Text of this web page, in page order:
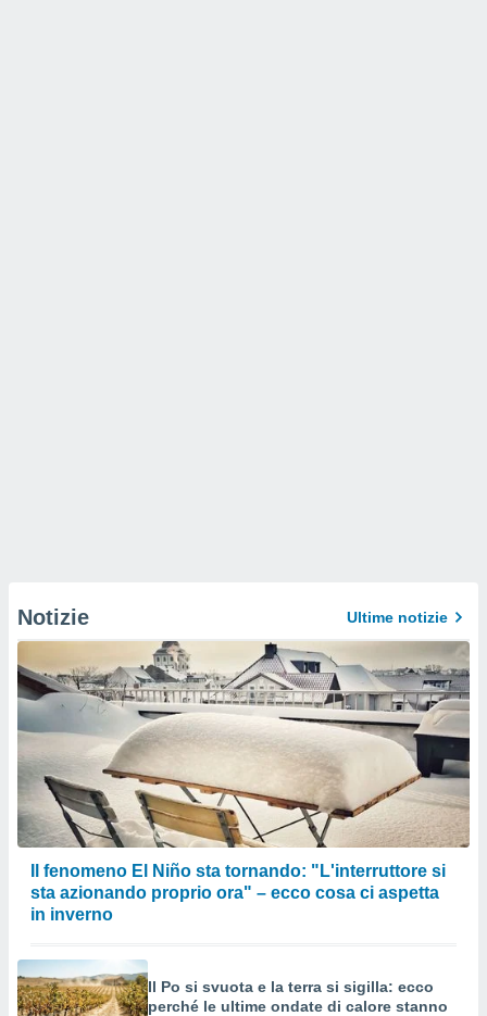
Notizie Ultime notizie
Il fenomeno El Niño sta tornando: "L'interruttore si
sta azionando proprio ora" – ecco cosa ci aspetta
in inverno
Il Po si svuota e la terra si sigilla: ecco
perché le ultime ondate di calore stanno